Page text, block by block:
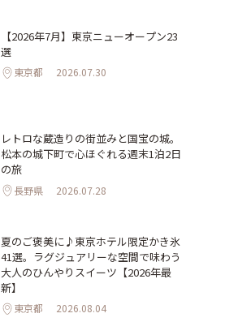
【2026年7月】東京ニューオープン23
選
東京都 2026.07.30
レトロな蔵造りの街並みと国宝の城。
松本の城下町で心ほぐれる週末1泊2日
の旅
長野県 2026.07.28
夏のご褒美に♪東京ホテル限定かき氷
41選。ラグジュアリーな空間で味わう
大人のひんやりスイーツ【2026年最
新】
東京都 2026.08.04